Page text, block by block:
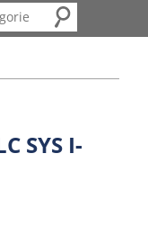
SYS I-